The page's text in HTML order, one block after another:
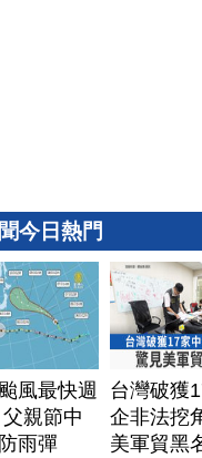
今日熱門
風最快週
親節中
雨彈
台灣破獲
企非法挖
美軍貿黑